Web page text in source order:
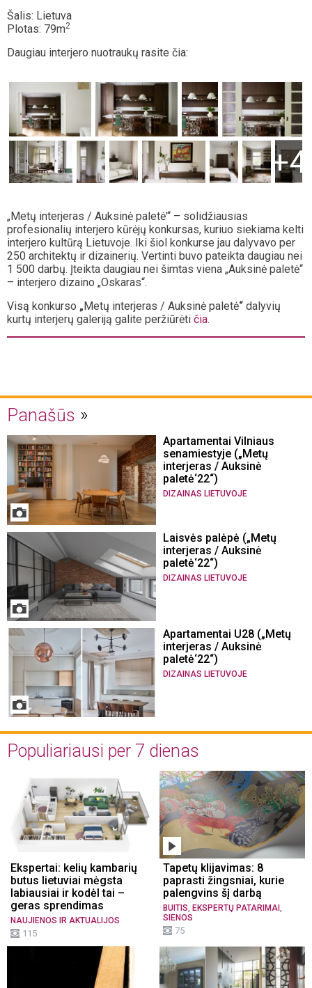
Šalis: Lietuva
Plotas: 79m2
Daugiau interjero nuotraukų rasite čia:
+4
„Metų interjeras / Auksinė paletė’“ – solidžiausias
profesionalių interjero kūrėjų konkursas, kuriuo siekiama kelti
interjero kultūrą Lietuvoje. Iki šiol konkurse jau dalyvavo per
250 architektų ir dizainerių. Vertinti buvo pateikta daugiau nei
1 500 darbų. Įteikta daugiau nei šimtas viena „Auksinė paletė“
– interjero dizaino „Oskaras“.
Visą konkurso „ Metų interjeras / Auksinė paletė“ dalyvių
kurtų interjerų galeriją galite peržiūrėti čia.
Panašūs
Apartamentai Vilniaus
senamiestyje („Metų
interjeras / Auksinė
paletė‘22“)
DIZAINAS LIETUVOJE
Laisvės palėpė („Metų
interjeras / Auksinė
paletė‘22“)
DIZAINAS LIETUVOJE
Apartamentai U28 („Metų
interjeras / Auksinė
paletė‘22“)
DIZAINAS LIETUVOJE
Populiariausi per 7 dienas
Ekspertai: kelių kambarių
butus lietuviai mėgsta
labiausiai ir kodėl tai –
geras sprendimas
NAUJIENOS IR AKTUALIJOS
115
Tapetų klijavimas: 8
paprasti žingsniai, kurie
palengvins šį darbą
BUITIS EKSPERTŲ PATARIMAI
SIENOS
75